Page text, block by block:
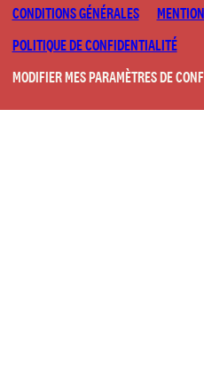
CONDITIONS GÉNÉRALES
POLITIQUE DE CONFIDENTIALITÉ
MODIFIER MES PARAMÈTRES DE